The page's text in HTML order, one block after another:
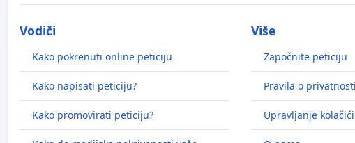
Vodiči
Kako pokrenuti online peticiju
Kako napisati peticiju?
Kako promovirati peticiju?
Više
Započnite peticiju
Pravila o privatnosti
Upravljanje